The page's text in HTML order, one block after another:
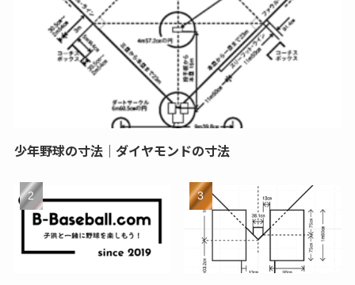
少年野球の寸法｜ダイヤモンドの寸法